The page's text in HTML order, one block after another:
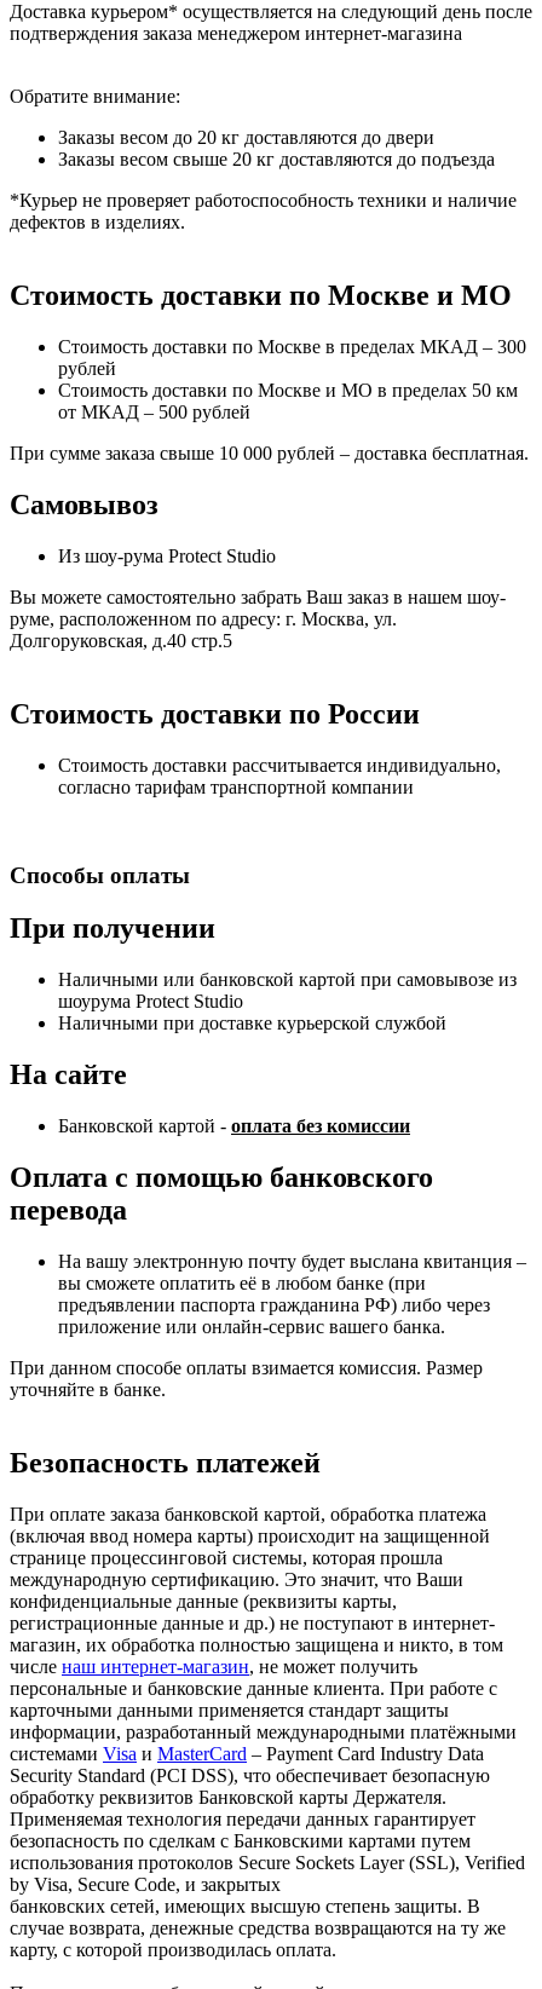
Доставка курьером* осуществляется на следующий день после
подтверждения заказа менеджером интернет-магазина
Обратите внимание:
Заказы весом до 20 кг доставляются до двери
Заказы весом свыше 20 кг доставляются до подъезда
*Курьер не проверяет работоспособность техники и наличие
дефектов в изделиях.
Стоимость доставки по Москве и МО
Стоимость доставки по Москве в пределах МКАД – 300
рублей
Стоимость доставки по Москве и МО в пределах 50 км
от МКАД – 500 рублей
При сумме заказа свыше 10 000 рублей – доставка бесплатная.
Самовывоз
Из шоу-рума Protect Studio
Вы можете самостоятельно забрать Ваш заказ в нашем шоу-
руме, расположенном по адресу: г. Москва, ул.
Долгоруковская, д.40 стр.5
Стоимость доставки по России
Стоимость доставки рассчитывается индивидуально,
согласно тарифам транспортной компании
Способы оплаты
При получении
Наличными или банковской картой при самовывозе из
шоурума Protect Studio
Наличными при доставке курьерской службой
На сайте
Банковской картой - оплата без комиссии
Оплата с помощью банковского
перевода
На вашу электронную почту будет выслана квитанция –
вы сможете оплатить её в любом банке (при
предъявлении паспорта гражданина РФ) либо через
приложение или онлайн-сервис вашего банка.
При данном способе оплаты взимается комиссия. Размер
уточняйте в банке.
Безопасность платежей
При оплате заказа банковской картой, обработка платежа
(включая ввод номера карты) происходит на защищенной
странице процессинговой системы, которая прошла
международную сертификацию. Это значит, что Ваши
конфиденциальные данные (реквизиты карты,
регистрационные данные и др.) не поступают в интернет-
магазин, их обработка полностью защищена и никто, в том
числе наш интернет-магазин, не может получить
персональные и банковские данные клиента. При работе с
карточными данными применяется стандарт защиты
информации, разработанный международными платёжными
системами Visa и MasterCard – Payment Card Industry Data
Security Standard (PCI DSS), что обеспечивает безопасную
обработку реквизитов Банковской карты Держателя.
Применяемая технология передачи данных гарантирует
безопасность по сделкам с Банковскими картами путем
использования протоколов Secure Sockets Layer (SSL), Verified
by Visa, Secure Code, и закрытых
банковских сетей, имеющих высшую степень защиты. В
случае возврата, денежные средства возвращаются на ту же
карту, с которой производилась оплата.